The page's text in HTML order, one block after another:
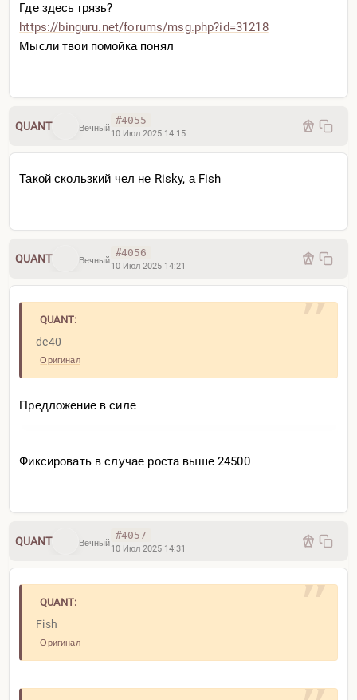
Где здесь грязь?
https://binguru.net/forums/msg.php?id=31218
Мысли твои помойка понял
QUANT Вечный
#4055
10 Июл 2025 14:15
Такой скользкий чел не Risky, а Fish
QUANT Вечный
#4056
10 Июл 2025 14:21
QUANT:
de40
Оригинал
Предложение в силе
Фиксировать в случае роста выше 24500
QUANT Вечный
#4057
10 Июл 2025 14:31
QUANT:
Fish
Оригинал